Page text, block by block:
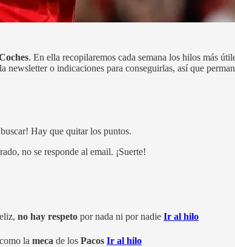
. En ella recopilaremos cada semana los hilos más
newsletter o indicaciones para conseguirlas, así que
Hay que quitar los puntos.
no se responde al email. ¡Suerte!
no hay respeto por nada ni por nadie Ir al hilo
la meca de los Pacos Ir al hilo